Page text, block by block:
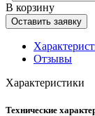
В корзину
Оставить заявку
Отзывы
Характеристики
Технические